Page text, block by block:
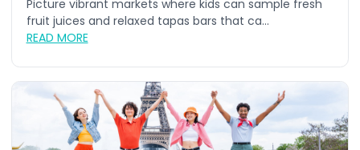
Picture vibrant markets where kids can sample fresh
fruit juices and relaxed tapas bars that ca...
READ MORE